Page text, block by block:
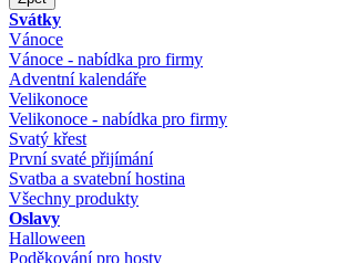
Svátky
Vánoce
Vánoce - nabídka pro firmy
Adventní kalendáře
Velikonoce
Velikonoce - nabídka pro firmy
Svatý křest
První svaté přijímání
Svatba a svatební hostina
Všechny produkty
Oslavy
Halloween
Poděkování pro hosty